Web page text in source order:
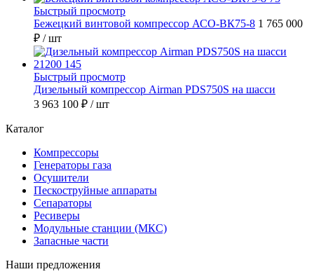
Быстрый просмотр
Бежецкий винтовой компрессор АСО-ВК75-8 1 765 000
₽ / шт
Быстрый просмотр
Дизельный компрессор Airman PDS750S на шасси
3 963 100 ₽ / шт
Каталог
Компрессоры
Генераторы газа
Осушители
Пескоструйные аппараты
Сепараторы
Ресиверы
Модульные станции (МКС)
Запасные части
Наши предложения